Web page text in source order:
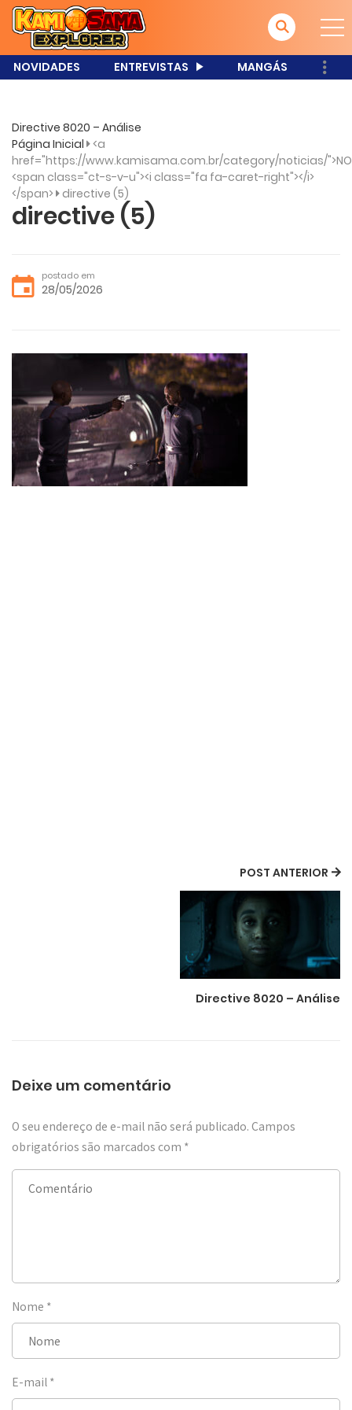
NOVIDADES ENTREVISTAS MANGÁS
Directive 8020 – Análise
Página Inicial <a
href="https://www.kamisama.com.br/category/noticias/
<span class="ct-s-v-u"><i class="fa fa-caret-right"></i>
</span> directive (5)
directive (5)
postado em
28/05/2026
POST ANTERIOR
Directive 8020 – Análise
Deixe um comentário
O seu endereço de e-mail não será publicado. Campos
obrigatórios são marcados com *
Nome *
E-mail *